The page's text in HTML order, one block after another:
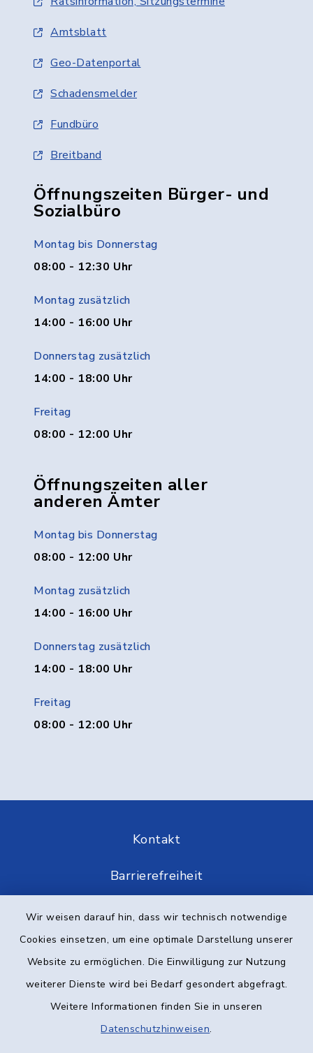
Wir weisen darauf hin, dass wir technisch notwendige
Cookies einsetzen, um eine optimale Darstellung unserer
Website zu ermöglichen. Die Einwilligung zur Nutzung
weiterer Dienste wird bei Bedarf gesondert abgefragt.
Weitere Informationen finden Sie in unseren
Datenschutzhinweisen.
Amtsblatt
Geo-Datenportal
Schadensmelder
Fundbüro
Breitband
Öffnungszeiten Bürger- und
Sozialbüro
Montag bis Donnerstag
08:00 - 12:30 Uhr
Montag zusätzlich
14:00 - 16:00 Uhr
Donnerstag zusätzlich
14:00 - 18:00 Uhr
Freitag
08:00 - 12:00 Uhr
Öffnungszeiten aller
anderen Ämter
Montag bis Donnerstag
08:00 - 12:00 Uhr
Montag zusätzlich
14:00 - 16:00 Uhr
Donnerstag zusätzlich
14:00 - 18:00 Uhr
Freitag
08:00 - 12:00 Uhr
Kontakt
Barrierefreiheit
Datenschutz
Impressum
Elektronische Kommunikation
Sitemap